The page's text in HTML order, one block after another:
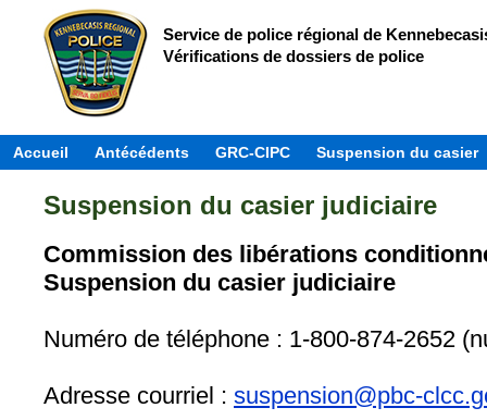
Service de police régional de
Vérifications de dossiers de police
Accueil Antécédents GRC-CIPC Suspension du casier
Suspension du casier judiciaire
Commission des libérations
Suspension du casier judiciaire
Numéro de téléphone : 1-800-874-2652
Adresse courriel : suspension@pbc-